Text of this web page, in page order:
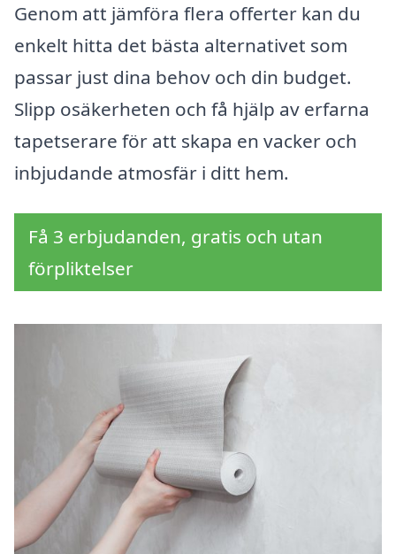
Genom att jämföra flera offerter kan du
enkelt hitta det bästa alternativet som
passar just dina behov och din budget.
Slipp osäkerheten och få hjälp av erfarna
tapetserare för att skapa en vacker och
inbjudande atmosfär i ditt hem.
Få 3 erbjudanden, gratis och utan
förpliktelser